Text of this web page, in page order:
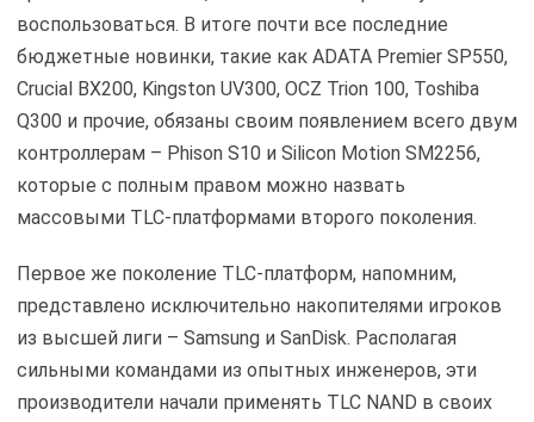
воспользоваться. В итоге почти все последние
бюджетные новинки, такие как ADATA Premier SP550,
Crucial BX200, Kingston UV300, OCZ Trion 100, Toshiba
Q300 и прочие, обязаны своим появлением всего двум
контроллерам – Phison S10 и Silicon Motion SM2256,
которые с полным правом можно назвать
массовыми TLC-платформами второго поколения.
Первое же поколение TLC-платформ, напомним,
представлено исключительно накопителями игроков
из высшей лиги – Samsung и SanDisk. Располагая
сильными командами из опытных инженеров, эти
производители начали применять TLC NAND в своих